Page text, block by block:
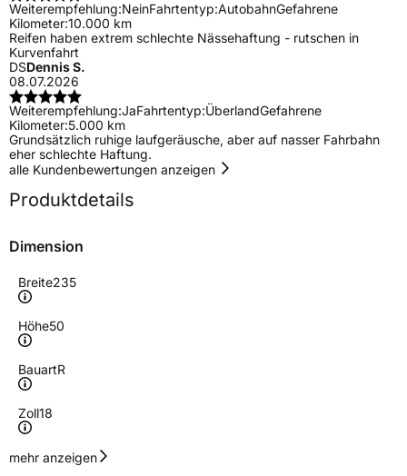
Weiterempfehlung:NeinFahrtentyp:AutobahnGefahrene
Kilometer:10.000 km
Reifen haben extrem schlechte Nässehaftung - rutschen in
Kurvenfahrt
DSDennis S.
08.07.2026
Weiterempfehlung:JaFahrtentyp:ÜberlandGefahrene
Kilometer:5.000 km
Grundsätzlich ruhige laufgeräusche, aber auf nasser Fahrbahn
eher schlechte Haftung.
alle Kundenbewertungen anzeigen
Produktdetails
Dimension
Breite235
Höhe50
BauartR
Zoll18
Geschwindigkeitsindex
mehr anzeigen